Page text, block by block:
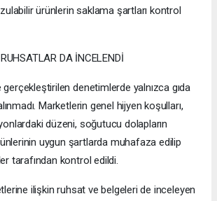
ürünlerin saklama şartları kontrol
DA İNCELENDİ
denetimlerde yalnızca gıda
Marketlerin genel hijyen koşulları,
düzeni, soğutucu dolapların
uygun şartlarda muhafaza edilip
tarafından kontrol edildi.
ilişkin ruhsat ve belgeleri de inceleyen